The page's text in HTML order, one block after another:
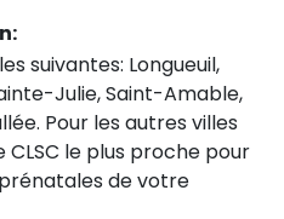
suivantes: Longueuil,
Julie, Saint-Amable,
Pour les autres villes
le plus proche pour
de votre